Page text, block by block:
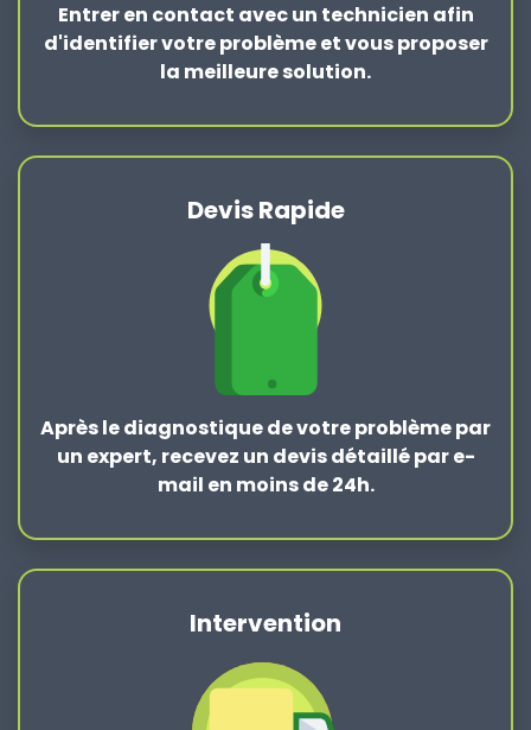
Entrer en contact avec un technicien afin
d'identifier votre problème et vous proposer
la meilleure solution.
Devis Rapide
Après lediagnostique de votre problèmepar
un expert, recevez un devis détaillé par e-
mail en moins de 24h.
Intervention